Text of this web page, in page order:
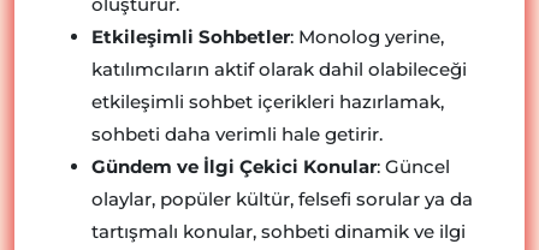
Etkileşimli Sohbetler: Monolog yerine,
katılımcıların aktif olarak dahil olabileceği
etkileşimli sohbet içerikleri hazırlamak,
sohbeti daha verimli hale getirir.
Gündem ve İlgi Çekici Konular: Güncel
olaylar, popüler kültür, felsefi sorular ya da
tartışmalı konular, sohbeti dinamik ve ilgi